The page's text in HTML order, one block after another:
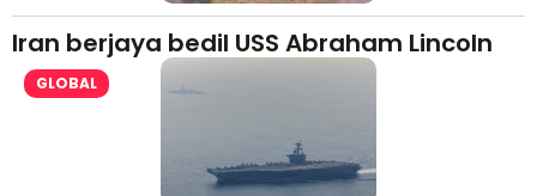
Iran berjaya bedil USS Abraham Lincoln
GLOBAL